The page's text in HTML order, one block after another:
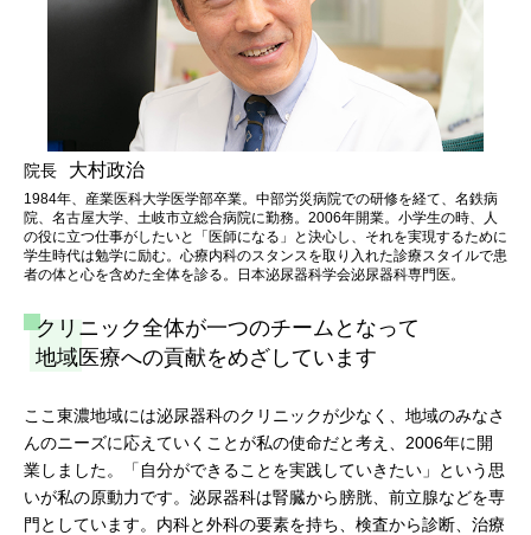
院長 大村政治
1984年、産業医科大学医学部卒業。中部労災病院での研修を経て、名鉄病
院、名古屋大学、土岐市立総合病院に勤務。2006年開業。小学生の時、人
の役に立つ仕事がしたいと「医師になる」と決心し、それを実現するために
学生時代は勉学に励む。心療内科のスタンスを取り入れた診療スタイルで患
者の体と心を含めた全体を診る。日本泌尿器科学会泌尿器科専門医。
クリニック全体が一つのチームとなって
地域医療への貢献をめざしています
ここ東濃地域には泌尿器科のクリニックが少なく、地域のみなさ
んのニーズに応えていくことが私の使命だと考え、2006年に開
業しました。「自分ができることを実践していきたい」という思
いが私の原動力です。泌尿器科は腎臓から膀胱、前立腺などを専
門としています。内科と外科の要素を持ち、検査から診断、治療